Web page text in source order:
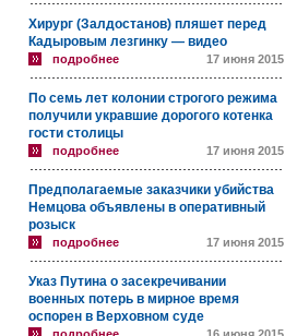
Хирург (Залдостанов) пляшет перед
Кадыровым лезгинку — видео
подробнее 17 июня 2015
По семь лет колонии строгого режима
получили укравшие дорогого котенка
гости столицы
подробнее 17 июня 2015
Предполагаемые заказчики убийства
Немцова объявлены в оперативный
розыск
подробнее 17 июня 2015
Указ Путина о засекречивании
военных потерь в мирное время
оспорен в Верховном суде